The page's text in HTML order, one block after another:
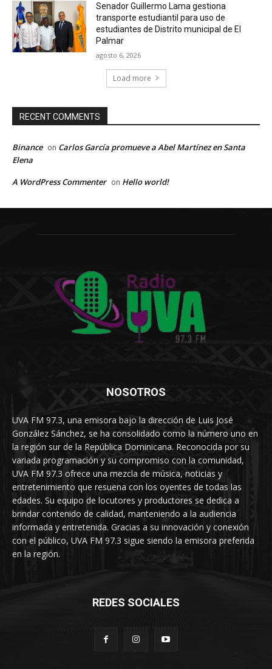
Senador Guillermo Lama gestiona
transporte estudiantil para uso de
estudiantes de Distrito municipal de El
Palmar
agosto 6, 2026
Load more
RECENT COMMENTS
Binance on Carlos García promueve a Abel Martínez en Santa
Elena
A WordPress Commenter on Hello world!
NOSOTROS
UVA FM 97.3, una emisora bajo la dirección de Luis José
González Sánchez, se ha consolidado como la número uno en
la región sur de la República Dominicana. Reconocida por su
variada programación y su compromiso con la comunidad,
UVA FM 97.3 ofrece una mezcla de música, noticias y
entretenimiento que resuena con los oyentes de todas las
edades. Su equipo de locutores y productores se dedica a
brindar contenido de calidad, manteniendo a la audiencia
informada y entretenida. Gracias a su innovación y conexión
con el público, UVA FM 97.3 sigue siendo la emisora preferida
en la región.
REDES SOCIALES